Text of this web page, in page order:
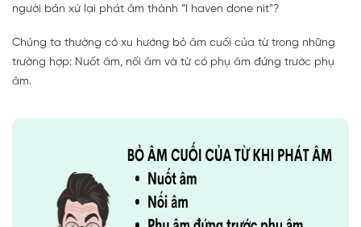
người bản xứ lại phát âm thành “I haven done nit”?
Chúng ta thường có xu hướng bỏ âm cuối của từ trong những
trường hợp: Nuốt âm, nối âm và từ có phụ âm đứng trước phụ
âm.